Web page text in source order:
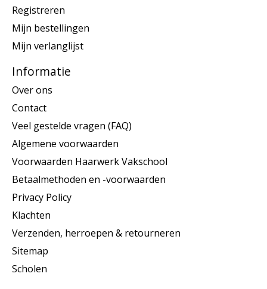
Registreren
Mijn bestellingen
Mijn verlanglijst
Informatie
Over ons
Contact
Veel gestelde vragen (FAQ)
Algemene voorwaarden
Voorwaarden Haarwerk Vakschool
Betaalmethoden en -voorwaarden
Privacy Policy
Klachten
Verzenden, herroepen & retourneren
Sitemap
Scholen